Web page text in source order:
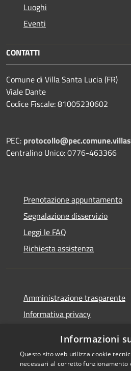
Luoghi
Eventi
CONTATTI
Comune di Villa Santa Lucia (FR)
Viale Dante
Codice Fiscale: 81005230602
PEC:
Centralino Unico: 0776-463366
Prenotazione appuntamento
Segnalazione disservizio
Leggi le FAQ
Richiesta assistenza
Amministrazione trasparente
Informativa privacy
Dichiarazione di accessibilità
Informazioni
Questo sito web utilizza cookie
necessari al corretto funzionamento